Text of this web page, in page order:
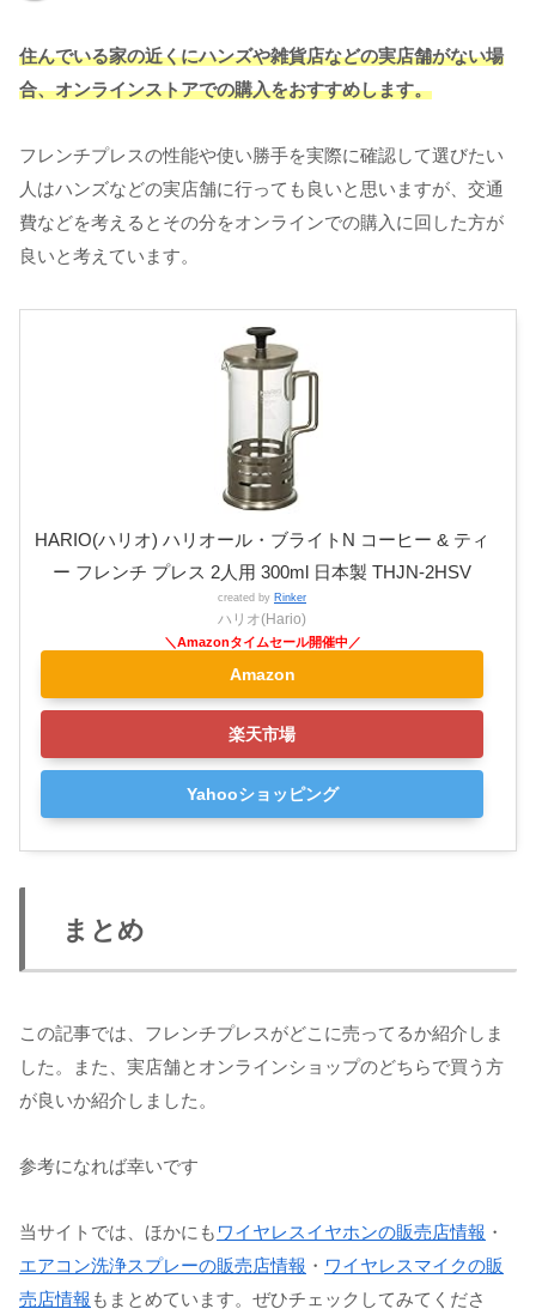
住んでいる家の近くにハンズや雑貨店などの実店舗がない場
合、オンラインストアでの購入をおすすめします。
フレンチプレスの性能や使い勝手を実際に確認して選びたい
人はハンズなどの実店舗に行っても良いと思いますが、交通
費などを考えるとその分をオンラインでの購入に回した方が
良いと考えています。
HARIO(ハリオ) ハリオール・ブライトN コーヒー & ティ
ー フレンチ プレス 2人用 300ml 日本製 THJN-2HSV
created by Rinker
ハリオ(Hario)
Amazon
楽天市場
Yahooショッピング
まとめ
この記事では、フレンチプレスがどこに売ってるか紹介しま
した。また、実店舗とオンラインショップのどちらで買う方
が良いか紹介しました。
参考になれば幸いです
当サイトでは、ほかにも ワイヤレスイヤホンの販売店情報 ・
エアコン洗浄スプレーの販売店情報 ・ ワイヤレスマイクの販
売店情報 もまとめています。ぜひチェックしてみてくださ